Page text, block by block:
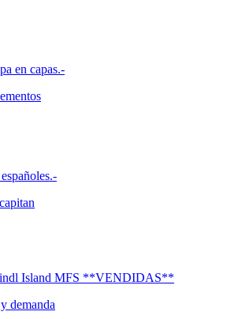
en capas.-
Island MFS **VENDIDAS**
demanda